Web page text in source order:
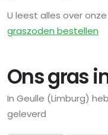
U leest alles over
graszoden bestellen
Ons gras
In Geulle (Limburg)
geleverd